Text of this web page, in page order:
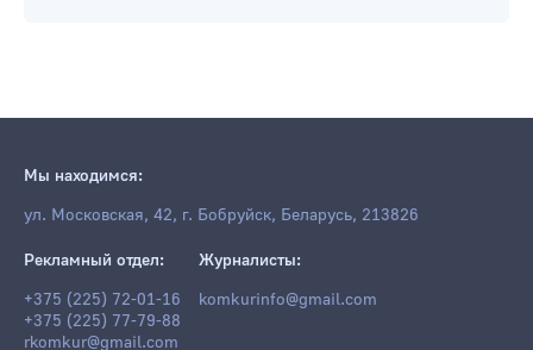
Мы находимся:
ул. Московская, 42, г. Бобруйск, Беларусь, 213826
Рекламный отдел:
+375 (225) 72-01-16
+375 (225) 77-79-88
rkomkur@gmail.com
Журналисты:
komkurinfo@gmail.com